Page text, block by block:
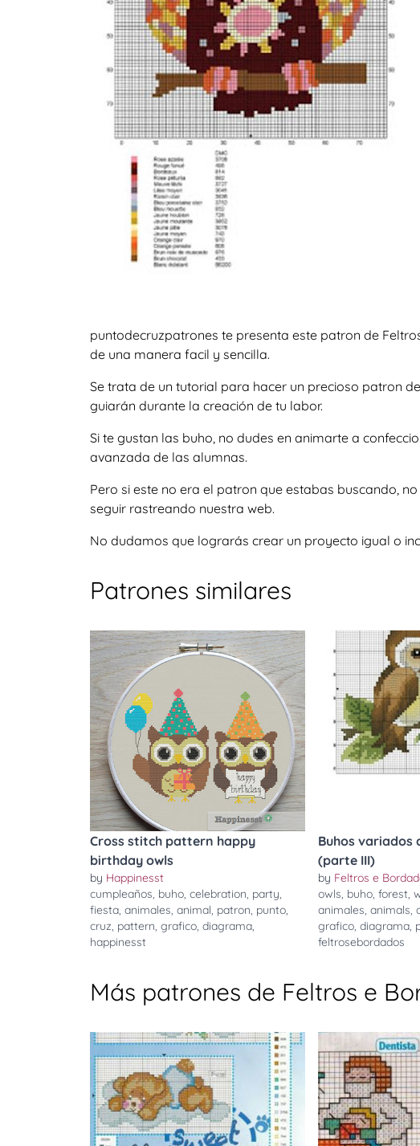
puntodecruzpatrones te presenta este patron de
de una manera facil y sencilla.
Se trata de un tutorial para hacer un precioso patron
guiarán durante la creación de tu labor.
Si te gustan las buho, no dudes en animarte a
avanzada de las alumnas.
Pero si este no era el patron que estabas buscando,
seguir rastreando nuestra web.
No dudamos que lograrás crear un proyecto igual o
Patrones similares
Cross stitch pattern happy
birthday owls
by Happinesst
cumpleaños, buho, celebration, party,
fiesta, animales, animal, patron, punto,
cruz, pattern, grafico, diagrama,
happinesst
Buhos variados
(parte III)
by Feltros e
owls, buho, forest,
animales, animals,
grafico, diagrama,
feltrosebordados
Más patrones de Feltros e